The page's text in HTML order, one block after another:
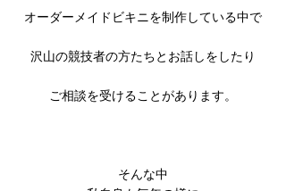
オーダーメイドビキニを制作している中で
沢山の競技者の方たちとお話しをしたり
ご相談を受けることがあります。
そんな中